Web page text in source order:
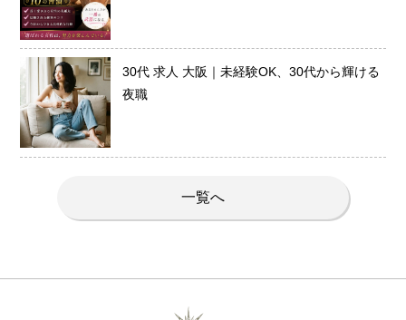
30代 求人 大阪｜未経験OK、30代から輝ける
夜職
一覧へ